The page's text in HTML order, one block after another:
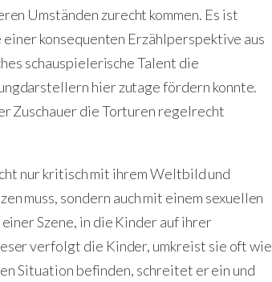
Umständen zurecht kommen. Es ist
einerkonsequenten Erzählperspektive aus
schauspielerische Talent die
hier zutage fördern konnte.
Zuschauer die Torturen regelrecht
nur kritisch mit ihrem Weltbild und
muss, sondern auch mit einem sexuellen
Szene, in die Kinder auf ihrer
verfolgt die Kinder, umkreist sie oft wie
Situation befinden, schreitet er ein und